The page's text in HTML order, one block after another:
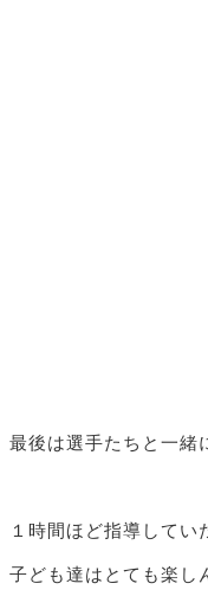
最後は選手たちと一緒
１時間ほど指導してい
子ども達はとても楽し